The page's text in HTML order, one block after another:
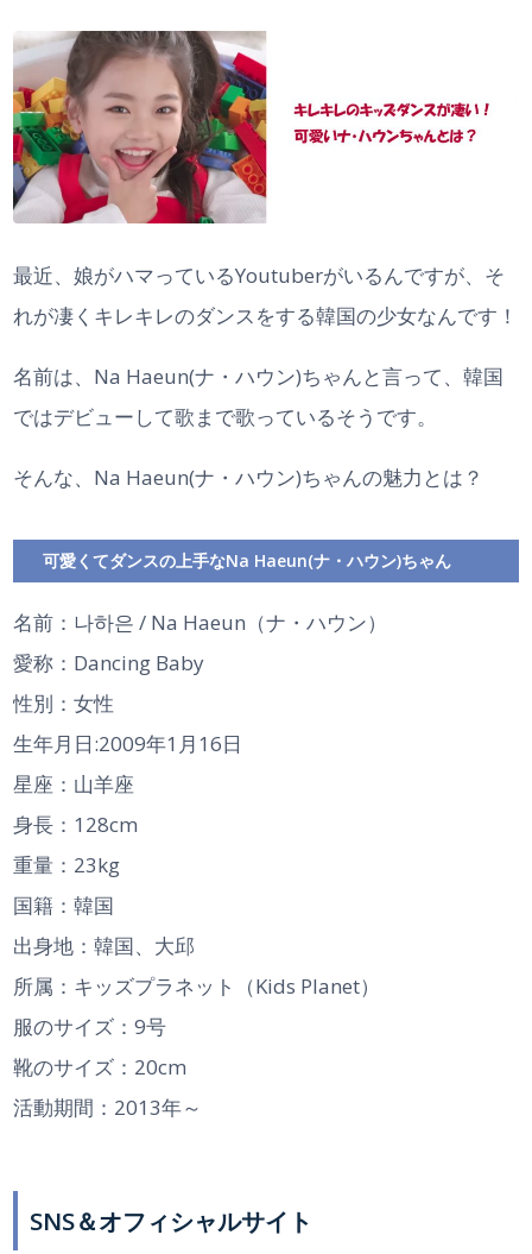
最近、娘がハマっているYoutuberがいるんですが、そ
れが凄くキレキレのダンスをする韓国の少女なんです！
名前は、Na Haeun(ナ・ハウン)ちゃんと言って、韓国
ではデビューして歌まで歌っているそうです。
そんな、Na Haeun(ナ・ハウン)ちゃんの魅力とは？
可愛くてダンスの上手なNa Haeun(ナ・ハウン)ちゃん
名前：나하은 / Na Haeun（ナ・ハウン）
愛称：Dancing Baby
性別：女性
生年月日:2009年1月16日
星座：山羊座
身長：128cm
重量：23kg
国籍：韓国
出身地：韓国、大邱
所属：キッズプラネット（Kids Planet）
服のサイズ：9号
靴のサイズ：20cm
活動期間：2013年～
SNS＆オフィシャルサイト